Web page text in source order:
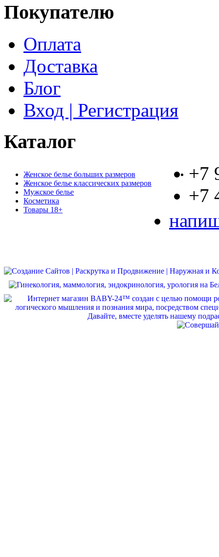
Покупателю
Оплата
Доставка
Блог
Вход | Регистрация
Каталог
Женское белье больших размеров
Женское белье классических размеров
Мужское белье
Косметика
Товары 18+
+7
+7